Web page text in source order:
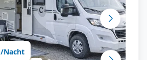
/Nacht